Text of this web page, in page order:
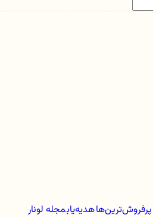
پرفروش‌ترین‌هاهدیه‌یابمجله لونار